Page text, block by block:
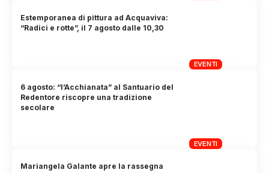
EVENTI
Estemporanea di pittura ad Acquaviva:
“Radici e rotte”, il 7 agosto dalle 10,30
EVENTI
6 agosto: “l’Acchianata” al Santuario del
Redentore riscopre una tradizione
secolare
Mariangela Galante apre la rassegna